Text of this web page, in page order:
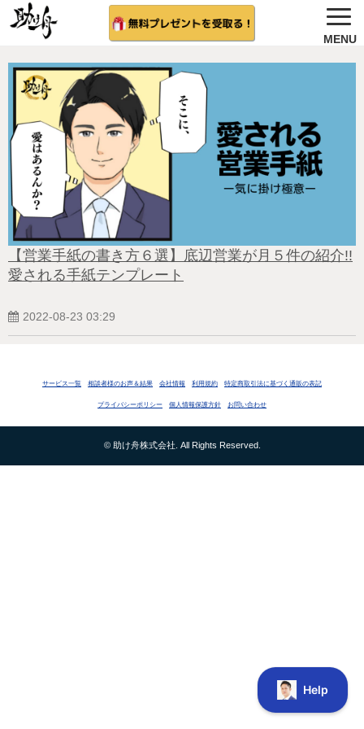
ノウハウ公開
選ばれる理由＆会社概要
無料プレゼント
法人向け 無料案内を希望する
相談者さんの結果
【営業手紙の書き方６選】底辺営業が月５件の紹介!!
愛される手紙テンプレート
2022-08-23 03:29
サービス一覧 相談者様のお声＆結果 会社情報 利用規約 特定商取引法に基づく通販の表記
プライバシーポリシー 個人情報保護方針 お問い合わせ
© 助け舟株式会社. All Rights Reserved.